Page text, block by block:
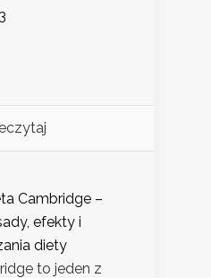
Cambridge –
efekty i
diety
to jeden z